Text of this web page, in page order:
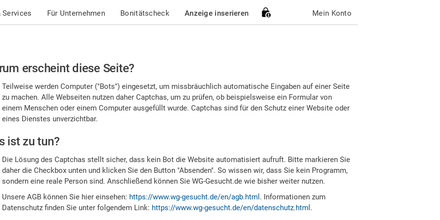
Services Für Unternehmen Bonitätscheck Anzeige inserieren Mein Konto
erscheint diese Seite?
Teilweise werden Computer ("Bots") eingesetzt, um missbräuchlich automatische Eingaben auf einer Seite
zu machen. Alle Webseiten nutzen daher Captchas, um zu prüfen, ob beispielsweise ein Formular von
einem Menschen oder einem Computer ausgefüllt wurde. Captchas sind für den Schutz einer Website oder
eines Dienstes unverzichtbar.
ist zu tun?
Die Lösung des Captchas stellt sicher, dass kein Bot die Website automatisiert aufruft. Bitte markieren Sie
daher die Checkbox unten und klicken Sie den Button "Absenden". So wissen wir, dass Sie kein Programm,
sondern eine reale Person sind. Anschließend können Sie WG-Gesucht.de wie bisher weiter nutzen.
Unsere AGB können Sie hier einsehen: https://www.wg-gesucht.de/en/agb.html . Informationen zum
Datenschutz finden Sie unter folgendem Link: https://www.wg-gesucht.de/en/datenschutz.html .